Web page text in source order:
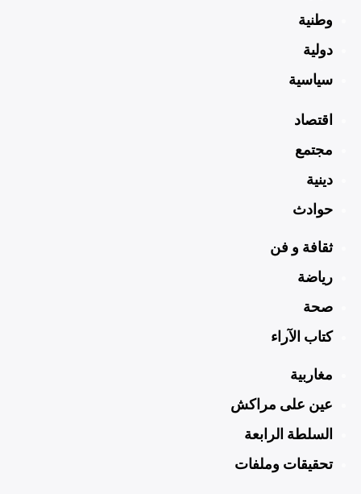
وطنية
دولية
سياسية
اقتصاد
مجتمع
دينية
حوادث
ثقافة و فن
رياضة
صحة
كتاب الآراء
مغاربية
عين على مراكش
السلطة الرابعة
تحقيقات وملفات